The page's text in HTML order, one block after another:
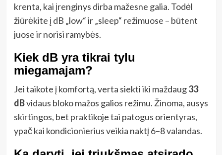
krenta, kai įrenginys dirba mažesne galia. Todėl
žiūrėkite į dB „low“ ir „sleep“ režimuose – būtent
juose ir norisi ramybės.
Kiek dB yra tikrai tylu
miegamajam?
Jei taikote į komfortą, verta siekti iki maždaug33
dBvidaus bloko mažos galios režimu. Žinoma, ausys
skirtingos, bet praktikoje tai patogus orientyras,
ypač kai kondicionierius veikia naktį 6–8 valandas.